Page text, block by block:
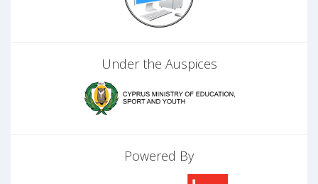
Under the Auspices
Powered By